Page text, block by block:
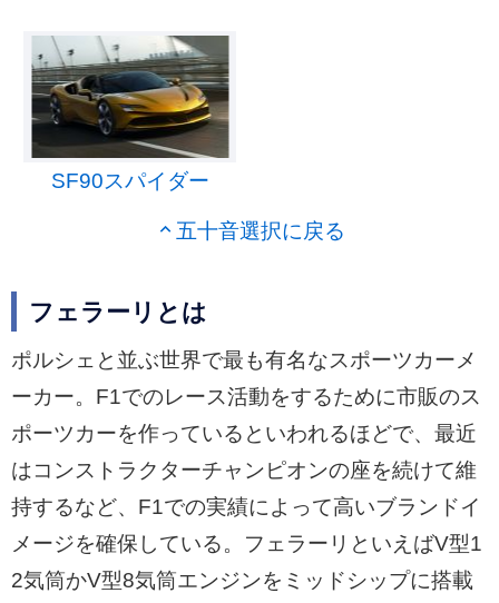
SF90スパイダー
五十音選択に戻る
フェラーリとは
ポルシェと並ぶ世界で最も有名なスポーツカーメ
ーカー。F1でのレース活動をするために市販のス
ポーツカーを作っているといわれるほどで、最近
はコンストラクターチャンピオンの座を続けて維
持するなど、F1での実績によって高いブランドイ
メージを確保している。フェラーリといえばV型1
2気筒かV型8気筒エンジンをミッドシップに搭載